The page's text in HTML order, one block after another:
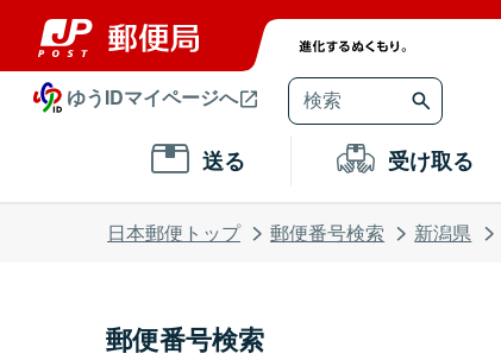
ゆうIDマイページへ
送る 受け取る
日本郵便トップ 郵便番号検索 新潟県
郵便番号検索